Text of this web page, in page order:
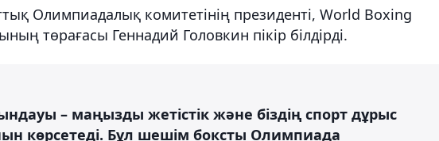
Олимпиадалық комитетінің президенті, World Boxing
төрағасы Геннадий Головкин пікір білдірді.
– маңызды жетістік және біздің спорт дұрыс
көрсетеді. Бұл шешім боксты Олимпиада